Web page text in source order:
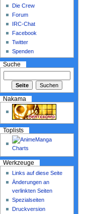
Die Crew
Forum
IRC-Chat
Facebook
Twitter
Spenden
Suche
Nakama
Toplists
Werkzeuge
Links auf diese Seite
Änderungen an
verlinkten Seiten
Spezialseiten
Druckversion